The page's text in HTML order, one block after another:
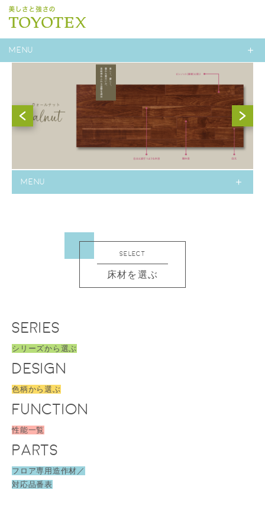
MENU
MENU
SELECT
床材を選ぶ
SERIES
シリーズから選ぶ
DESIGN
色柄から選ぶ
FUNCTION
性能一覧
PARTS
フロア専用造作材／
対応品番表